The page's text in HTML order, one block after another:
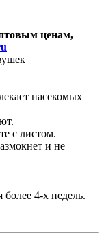
ценам,
насекомых
с листом.
и не
4-х недель.